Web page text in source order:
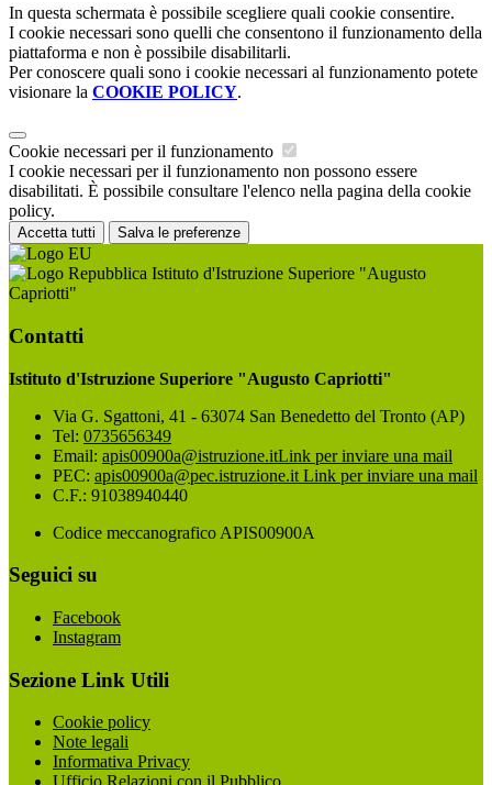
In questa schermata è possibile scegliere quali cookie consentire.
I cookie necessari sono quelli che consentono il funzionamento della
piattaforma e non è possibile disabilitarli.
Per conoscere quali sono i cookie necessari al funzionamento potete
visionare la COOKIE POLICY.
Cookie necessari per il funzionamento
I cookie necessari per il funzionamento non possono essere
disabilitati. È possibile consultare l'elenco nella pagina della cookie
policy.
Accetta tutti Salva le preferenze
Istituto d'Istruzione Superiore "Augusto
Capriotti"
Contatti
Istituto d'Istruzione Superiore "Augusto Capriotti"
Via G. Sgattoni, 41 - 63074 San Benedetto del Tronto (AP)
Tel: 0735656349
Email: apis00900a@istruzione.itLink per inviare una mail
PEC: apis00900a@pec.istruzione.it Link per inviare una mail
C.F.: 91038940440
Codice meccanografico APIS00900A
Seguici su
Facebook
Instagram
Sezione Link Utili
Cookie policy
Note legali
Informativa Privacy